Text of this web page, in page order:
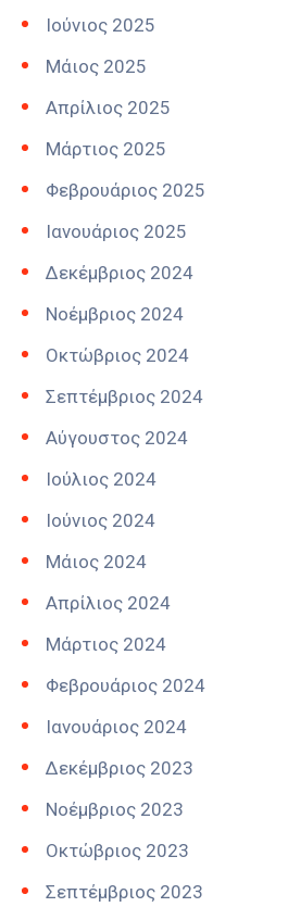
Ιούνιος 2025
Μάιος 2025
Απρίλιος 2025
Μάρτιος 2025
Φεβρουάριος 2025
Ιανουάριος 2025
Δεκέμβριος 2024
Νοέμβριος 2024
Οκτώβριος 2024
Σεπτέμβριος 2024
Αύγουστος 2024
Ιούλιος 2024
Ιούνιος 2024
Μάιος 2024
Απρίλιος 2024
Μάρτιος 2024
Φεβρουάριος 2024
Ιανουάριος 2024
Δεκέμβριος 2023
Νοέμβριος 2023
Οκτώβριος 2023
Σεπτέμβριος 2023